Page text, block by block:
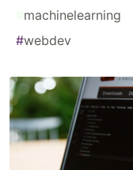
#machinelearning
#webdev